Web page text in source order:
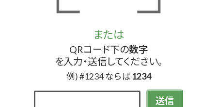
または
QRコード下の数字
を入力・送信してください。
例) #1234 ならば1234
送信